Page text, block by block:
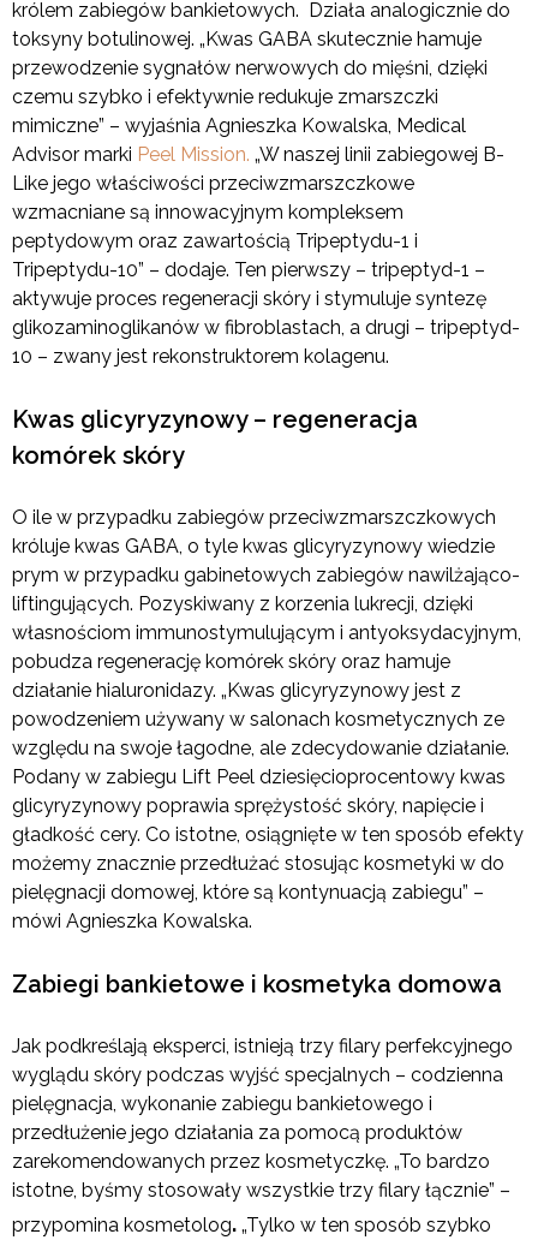
królem zabiegów bankietowych. Działa analogicznie do
toksyny botulinowej. „Kwas GABA skutecznie hamuje
przewodzenie sygnałów nerwowych do mięśni, dzięki
czemu szybko i efektywnie redukuje zmarszczki
mimiczne” – wyjaśnia Agnieszka Kowalska, Medical
Advisor marki Peel Mission. „W naszej linii zabiegowej B-
Like jego właściwości przeciwzmarszczkowe
wzmacniane są innowacyjnym kompleksem
peptydowym oraz zawartością Tripeptydu-1 i
Tripeptydu-10” – dodaje. Ten pierwszy – tripeptyd-1 –
aktywuje proces regeneracji skóry i stymuluje syntezę
glikozaminoglikanów w fibroblastach, a drugi – tripeptyd-
10 – zwany jest rekonstruktorem kolagenu.
Kwas glicyryzynowy – regeneracja
komórek skóry
O ile w przypadku zabiegów przeciwzmarszczkowych
króluje kwas GABA, o tyle kwas glicyryzynowy wiedzie
prym w przypadku gabinetowych zabiegów nawilżająco-
liftingujących. Pozyskiwany z korzenia lukrecji, dzięki
własnościom immunostymulującym i antyoksydacyjnym,
pobudza regenerację komórek skóry oraz hamuje
działanie hialuronidazy. „Kwas glicyryzynowy jest z
powodzeniem używany w salonach kosmetycznych ze
względu na swoje łagodne, ale zdecydowanie działanie.
Podany w zabiegu Lift Peel dziesięcioprocentowy kwas
glicyryzynowy poprawia sprężystość skóry, napięcie i
gładkość cery. Co istotne, osiągnięte w ten sposób efekty
możemy znacznie przedłużać stosując kosmetyki w do
pielęgnacji domowej, które są kontynuacją zabiegu” –
mówi Agnieszka Kowalska.
Zabiegi bankietowe i kosmetyka domowa
Jak podkreślają eksperci, istnieją trzy filary perfekcyjnego
wyglądu skóry podczas wyjść specjalnych – codzienna
pielęgnacja, wykonanie zabiegu bankietowego i
przedłużenie jego działania za pomocą produktów
zarekomendowanych przez kosmetyczkę. „To bardzo
istotne, byśmy stosowały wszystkie trzy filary łącznie” –
przypomina kosmetolog. „Tylko w ten sposób szybko